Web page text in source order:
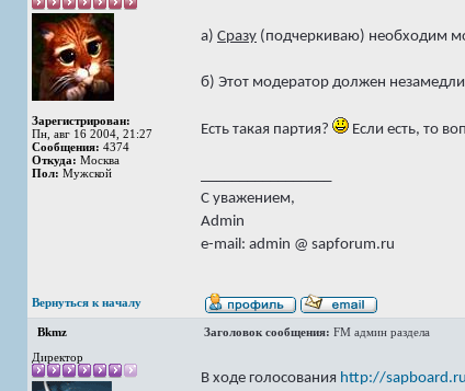
Зарегистрирован:
Пн, авг 16 2004, 21:27
Сообщения: 4374
Откуда: Москва
Пол: Мужской
а) Сразу (подчеркиваю) необходим
б) Этот модератор должен
Есть такая партия? Если есть, то
С уважением,
Admin
e-mail: admin @ sapforum.ru
Вернуться к началу
Bkmz Заголовок сообщения: FM админ раздела
Директор
В ходе голосования http://